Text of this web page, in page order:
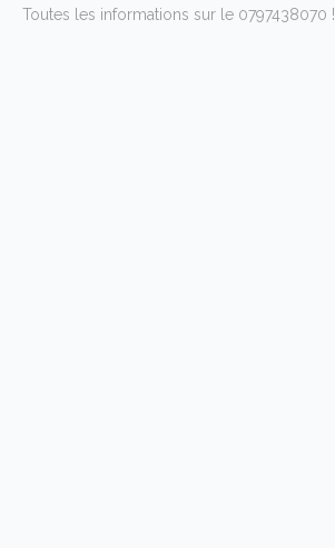
Toutes les informations sur le 0797438070 !